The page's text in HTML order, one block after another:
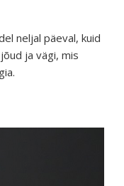
neljal päeval, kuid
ja vägi, mis